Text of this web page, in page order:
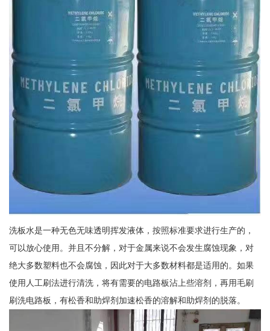
洗板水是一种无色无味透明挥发液体，按照标准要求进行生产的，
可以放心使用。并且不分解，对于金属来说不会发生腐蚀现象，对
绝大多数塑料也不会腐蚀，因此对于大多数材料都是适用的。如果
使用人工刷法进行清洗，将有需要的电路板沾上些溶剂，再用毛刷
刷洗电路板，有松香和助焊剂加速松香的溶解和助焊剂的脱落。